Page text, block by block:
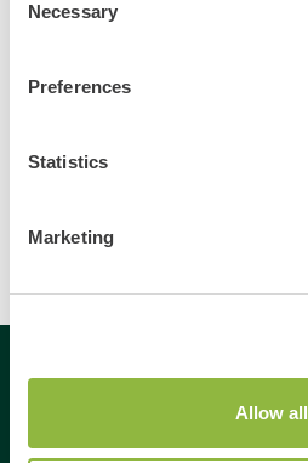
Selection
Necessary
Preferences
Statistics
Marketing
Allow all
Delen